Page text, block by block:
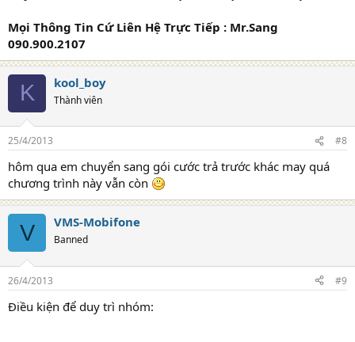
Mọi Thông Tin Cứ Liên Hệ Trực Tiếp : Mr.Sang
090.900.2107
K kool_boy
Thành viên
25/4/2013 #8
hôm qua em chuyển sang gói cước trả trước khác may quá
chương trình này vẫn còn
V VMS-Mobifone
Banned
26/4/2013 #9
Điều kiện để duy trì nhóm: